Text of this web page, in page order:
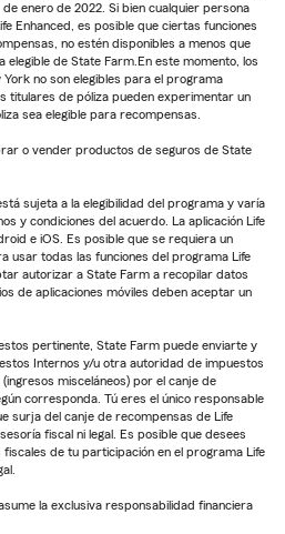
enero de 2022. Si bien cualquier persona
Enhanced, es posible que ciertas funciones
no estén disponibles a menos que
elegible de State Farm.En este momento, los
no son elegibles para el programa
titulares de póliza pueden experimentar un
sea elegible para recompensas.
o vender productos de seguros de State
sujeta a la elegibilidad del programa y varía
y condiciones del acuerdo. La aplicación Life
e iOS. Es posible que se requiera un
usar todas las funciones del programa Life
autorizar a State Farm a recopilar datos
de aplicaciones móviles deben aceptar un
pertinente, State Farm puede enviarte y
Internos y/u otra autoridad de impuestos
misceláneos) por el canje de
corresponda. Tú eres el único responsable
surja del canje de recompensas de Life
fiscal ni legal. Es posible que desees
de tu participación en el programa Life
la exclusiva responsabilidad financiera